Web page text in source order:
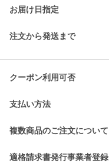
お届け日指定
注文から発送まで
クーポン利用可否
支払い方法
複数商品のご注文について
適格請求書発行事業者登録